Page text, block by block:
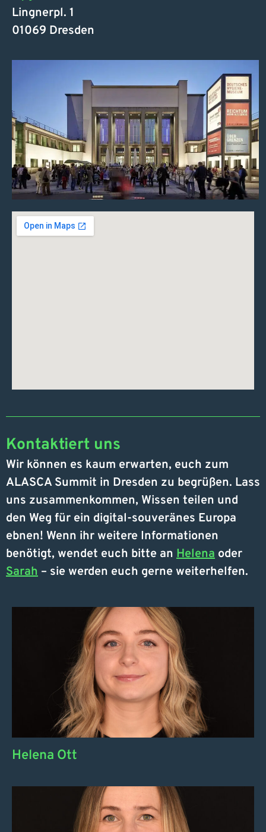
Lingnerpl. 1
01069 Dresden
Kontaktiert uns
Wir können es kaum erwarten, euch zum
ALASCA Summit in Dresden zu begrüßen. Lass
uns zusammenkommen, Wissen teilen und
den Weg für ein digital-souveränes Europa
ebnen! Wenn ihr weitere Informationen
benötigt, wendet euch bitte an Helena oder
Sarah – sie werden euch gerne weiterhelfen.
Helena Ott